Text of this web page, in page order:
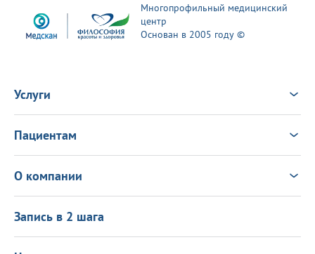
Многопрофильный медицинский
центр
Основан в 2005 году ©
Услуги
Врачи
Консультация Онлайн
Выезд врача на дом
Пациентам
Новости
Политика в области качества
Подарочные сертификаты
Программа лояльности
О компании
Информация для пациентов
Лицензиии
Запись в 2 шага